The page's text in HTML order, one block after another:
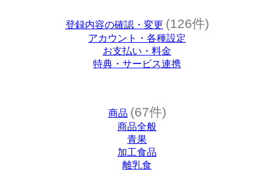
登録内容の確認・変更 (126件)
アカウント・各種設定
お支払い・料金
特典・サービス連携
商品 (67件)
商品全般
青果
加工食品
離乳食